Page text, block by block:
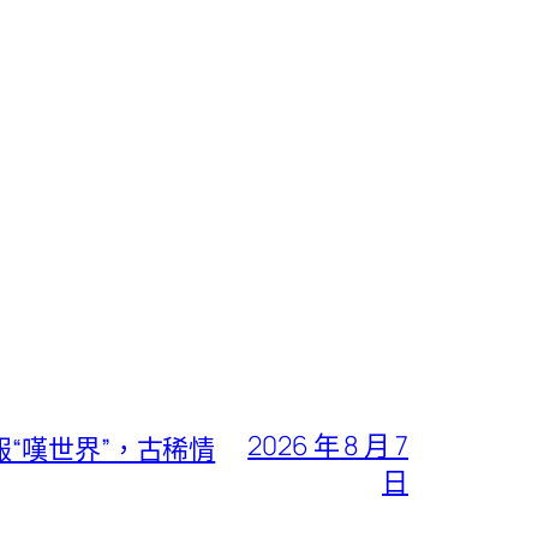
嘆世界”，古稀情
2026 年 8 月 7
日